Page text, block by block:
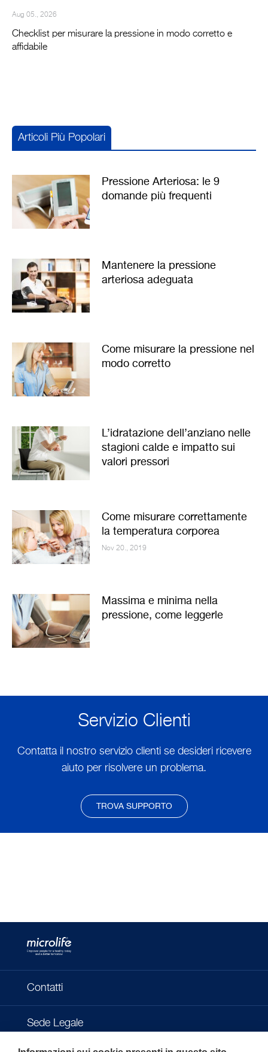
Aug 05., 2026
Checklist per misurare la pressione in modo corretto e
affidabile
Articoli Più Popolari
Pressione Arteriosa: le 9
domande più frequenti
Mantenere la pressione
arteriosa adeguata
Come misurare la pressione nel
modo corretto
L’idratazione dell’anziano nelle
stagioni calde e impatto sui
valori pressori
Come misurare correttamente
la temperatura corporea
Nov 20., 2019
Massima e minima nella
pressione, come leggerle
Servizio Clienti
Contatta il nostro servizio clienti se desideri ricevere
aiuto per risolvere un problema.
TROVA SUPPORTO
Contatti
Sede Legale